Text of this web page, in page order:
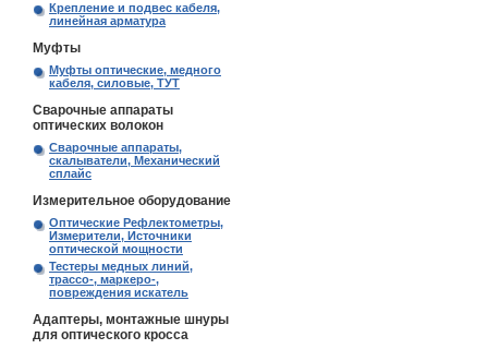
Крепление и подвес кабеля,
линейная арматура
Муфты
Муфты оптические, медного
кабеля, силовые, ТУТ
Сварочные аппараты
оптических волокон
Сварочные аппараты,
скалыватели, Механический
сплайс
Измерительное оборудование
Оптические Рефлектометры,
Измерители, Источники
оптической мощности
Тестеры медных линий,
трассо-, маркеро-,
повреждения искатель
Адаптеры, монтажные шнуры
для оптического кросса